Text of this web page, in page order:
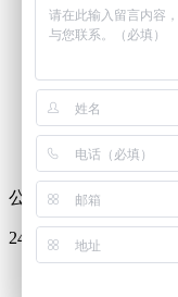
首页
产品中心
兽用B超动态
新闻动态
成功案例
联系我们
公司地址：郑州市中
24小时销售热线：